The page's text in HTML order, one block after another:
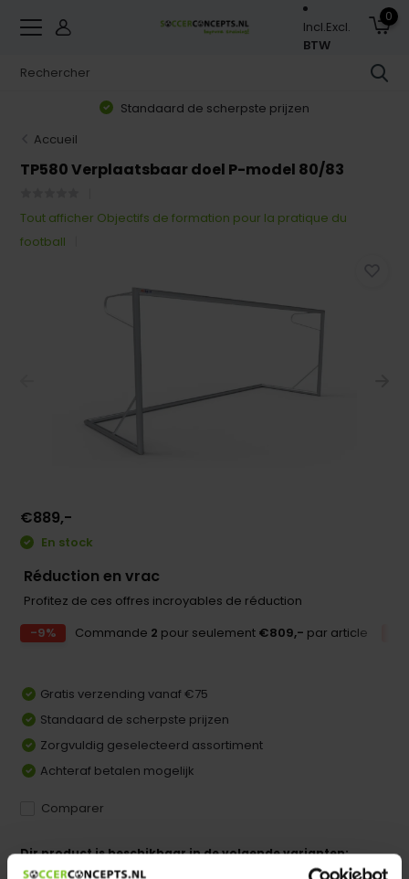
Incl.Excl.
BTW
0
Standaard de scherpste prijzen
Accueil
TP580 Verplaatsbaar doel P-model 80/83
Tout afficher Objectifs de formation pour la pratique du
football
€889,-
En stock
Réduction en vrac
Profitez de ces offres incroyables de réduction
-9%
Commande 2 pour seulement €809,- par article
Gratis verzending vanaf €75
Standaard de scherpste prijzen
Zorgvuldig geselecteerd assortiment
Achteraf betalen mogelijk
Comparer
Dir product is beschikbaar in de volgende varianten: